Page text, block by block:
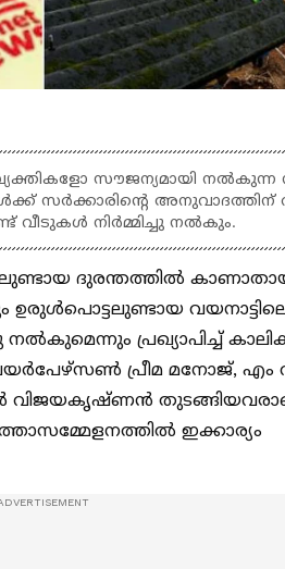
സൗജന്യമായി
സര്‍ക്കാരിന്റെ അനുവാദത്തിന്
വീടുകള്‍ നിര്‍മ്മിച്ചു നല്‍കും.
ദുരന്തത്തില്‍
ഉരുള്‍പൊട്ടലുണ്ടായ
പ്രഖ്യാപിച്ച്
പ്രീമ മനോജ്, എം
വിജയകൃഷ്ണന്‍
ഇക്കാര്യം